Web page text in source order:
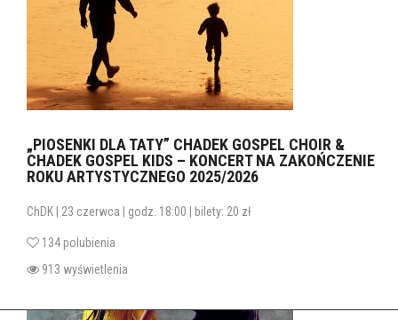
„PIOSENKI DLA TATY” CHADEK GOSPEL CHOIR &
CHADEK GOSPEL KIDS – KONCERT NA ZAKOŃCZENIE
ROKU ARTYSTYCZNEGO 2025/2026
ChDK | 23 czerwca | godz. 18:00 | bilety: 20 zł
134 polubienia
913 wyświetlenia